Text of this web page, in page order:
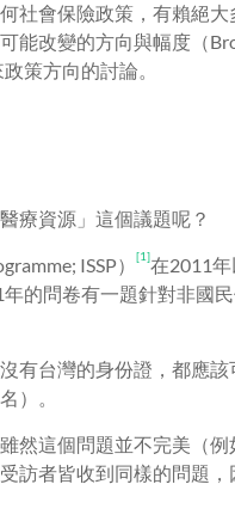
社會保險政策，有賴絕
能改變的方向與幅度（
策方向的討論。
療資源」這個議題呢？
ISSP） [1]在2011年
的問卷有一題針對非國
有台灣的身份證，都應
）。
然這個問題並不完美（例
訪者皆收到同樣的問題